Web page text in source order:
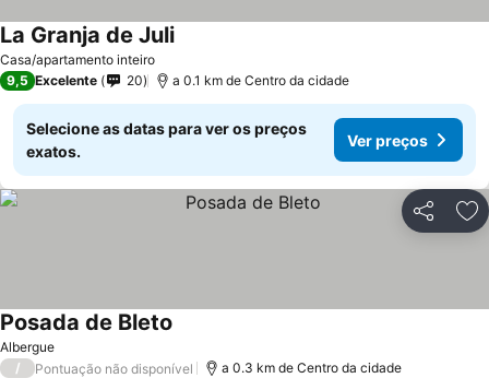
Casa/apartamento inteiro
La Granja de Juli
9,5 Excelente 20 a 0.1 km de Centro da cidade
Selecione as datas para ver os preços
exatos.
Ver preços
Partilhar
Albergue
Posada de Bleto
/ Pontuação não disponível a 0.3 km de Centro da cidade